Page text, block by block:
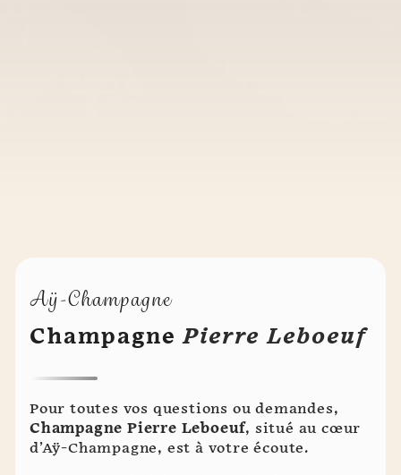
Aÿ-Champagne
ChampagnePierre Leboeuf
Pour toutes vos questions ou demandes,
Champagne Pierre Leboeuf, situé au cœur
d’Aÿ-Champagne, est à votre écoute.